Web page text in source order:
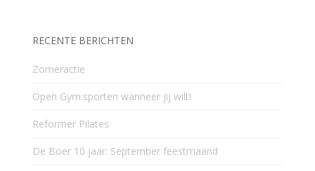
RECENTE BERICHTEN
Zomeractie
Open Gym:sporten wanneer jij wilt!
Reformer Pilates
De Boer 10 jaar: September feestmaand